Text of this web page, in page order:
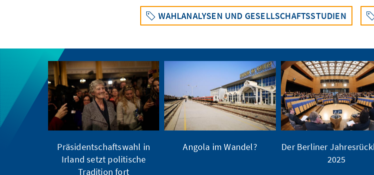
WAHLANALYSEN UND GESELLSCHAFTSSTUDIEN
Präsidentschaftswahl in
Irland setzt politische
Tradition fort
Angola im Wandel?
Der Berliner
2025